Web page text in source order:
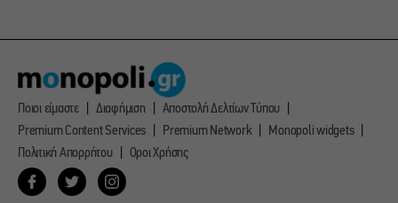
Ποιοι είμαστε Διαφήμιση
Αποστολή Δελτίων Τύπου
Premium Content Services
Premium Network
Monopoli widgets
Πολιτική Απορρήτου
Οροι Χρήσης